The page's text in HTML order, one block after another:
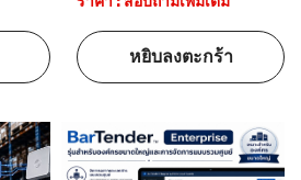
หยิบลงตะกร้า